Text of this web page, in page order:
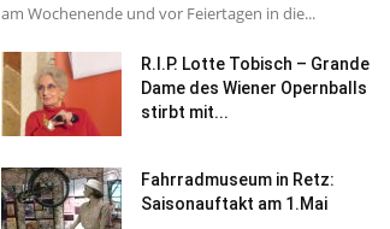
am Wochenende und vor Feiertagen in die...
R.I.P. Lotte Tobisch – Grande
Dame des Wiener Opernballs
stirbt mit...
Fahrradmuseum in Retz:
Saisonauftakt am 1.Mai